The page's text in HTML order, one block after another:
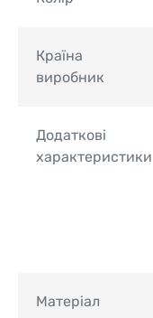
Країна
виробник
Додаткові
характеристики
Матеріал